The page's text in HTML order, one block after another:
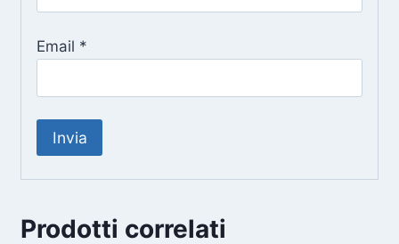
Email *
Prodotti correlati